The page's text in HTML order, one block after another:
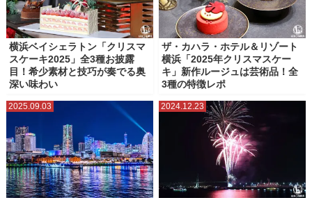
横浜ベイシェラトン「クリスマ
スケーキ2025」全3種お披露
目！希少素材と技巧が奏でる奥
深い味わい
ザ・カハラ・ホテル＆リゾート
横浜「2025年クリスマスケー
キ」新作ルージュは芸術品！全
3種の特徴レポ
2025.09.03 2024.12.23